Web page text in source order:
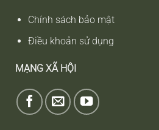
Chính sách bảo mật
Điều khoản sử dụng
MẠNG XÃ HỘI